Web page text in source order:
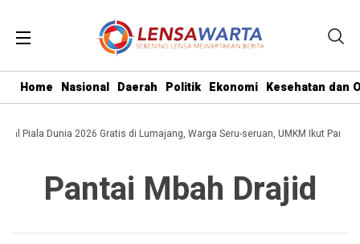
Home Nasional Daerah Politik Ekonomi Kesehatan dan
Piala Dunia 2026 Gratis di Lumajang, Warga Seru-seruan, UMKM Ikut Panen
Pantai Mbah Drajid